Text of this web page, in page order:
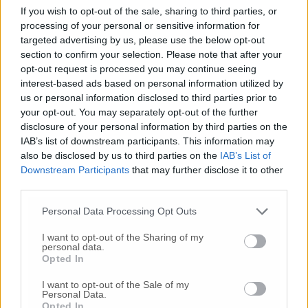
If you wish to opt-out of the sale, sharing to third parties, or
processing of your personal or sensitive information for
targeted advertising by us, please use the below opt-out
section to confirm your selection. Please note that after your
opt-out request is processed you may continue seeing
interest-based ads based on personal information utilized by
us or personal information disclosed to third parties prior to
your opt-out. You may separately opt-out of the further
disclosure of your personal information by third parties on the
IAB’s list of downstream participants. This information may
also be disclosed by us to third parties on the IAB’s List of
Downstream Participants that may further disclose it to other
Personal Data Processing Opt Outs
I want to opt-out of the Sharing of my
personal data.
Opted In
I want to opt-out of the Sale of my
Personal Data.
Opted In
Nessun commento presente
Commenta
Commenta l'articolo
Gli articoli più letti
24 Lug-Bimbi costretti a colpirsi da solie lasciati al
buio:orrore all’asilo, arrestate due educatrici
10 Lug-Luigia Fortunato,l’ennesimo femminicidio:
prima la lite, poi la furia col coltello
coltellate.Fermato il compagno: “L’ho ammazzata”
(Foto-Video)
-Scontro tra auto e moto a Numana:
gravissimo un centauro
in eliambulanza a Torrette